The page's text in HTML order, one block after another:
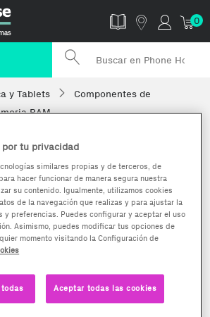
0
y Tablets
Componentes de
RAM
por tu privacidad
similares propias y de terceros, de
hacer funcionar de manera segura nuestra
su contenido. Igualmente, utilizamos cookies
de la navegación que realizas y para ajustar la
y preferencias. Puedes configurar y aceptar el uso
Asimismo, puedes modificar tus opciones de
momento visitando la Configuración de
todas Aceptar todas las cookies